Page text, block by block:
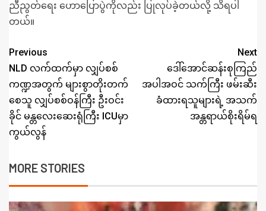
ညီညွတ်ရေး ဟောပြောပွဲကိုလည်း ပြုလုပ်ခဲ့တယ်လို့ သိရပါ
တယ်။
Previous
NLD လက်ထက်မှာ လျှပ်စစ်
ကဏ္ဍအတွက် များစွာတိုးတက်
စေသူ လျှပ်စစ်ဝန်ကြီး ဦးဝင်း
ခိုင် မန္တလေးဆေးရုံကြီး ICUမှာ
ကွယ်လွန်
Next
ဒေါ်အောင်ဆန်းစုကြည်
အပါအဝင် သက်ကြီး ဖမ်းဆီး
ခံထားရသူများရဲ့ အသက်
အန္တရာယ်စိုးရိမ်ရ
MORE STORIES